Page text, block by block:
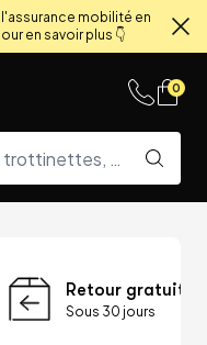
mobilité en
en savoir plus 👇
0
Retour gratuit
Sous 30 jours